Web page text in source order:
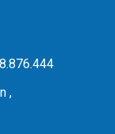
,